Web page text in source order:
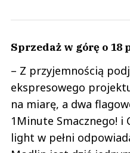
Sprzedaż w górę o 18
– Z przyjemnością
ekspresowego
na miarę, a dwa
1Minute Smacznego! i
light w pełni